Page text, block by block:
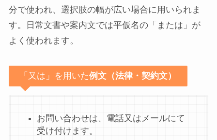
分で使われ、選択肢の幅が広い場合に用いられま
す。日常文書や案内文では平仮名の「または」が
よく使われます。
「又は」を用いた例文（法律・契約文）
お問い合わせは、電話又はメールにて
受け付けます。